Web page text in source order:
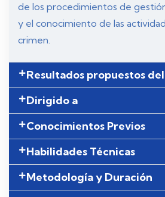
de los procedimientos de
y el conocimiento de las
crimen.
Resultados propuestos
Dirigido a
Conocimientos Previos
Habilidades Técnicas
Metodología y Duración